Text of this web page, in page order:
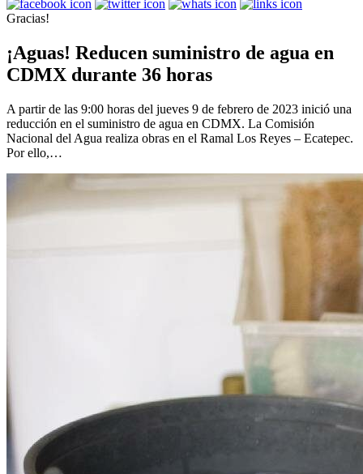
Gracias!
¡Aguas! Reducen suministro de agua en
CDMX durante 36 horas
A partir de las 9:00 horas del jueves 9 de febrero de 2023 inició una
reducción en el suministro de agua en CDMX. La Comisión
Nacional del Agua realiza obras en el Ramal Los Reyes – Ecatepec.
Por ello,…